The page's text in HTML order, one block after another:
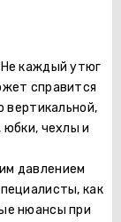
Не каждый утюг
справится
вертикальной,
юбки, чехлы и
давлением
как
нюансы при